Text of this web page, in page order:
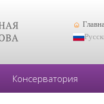
Консерватория